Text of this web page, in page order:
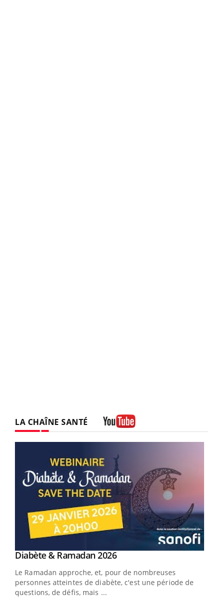
LA CHAÎNE SANTÉ
Youtube
Diabète & Ramadan 2026Youtube
Le Ramadan approche, et, pour de nombreuses
personnes atteintes de diabète, c'est une période de
questions, de défis, mais ...